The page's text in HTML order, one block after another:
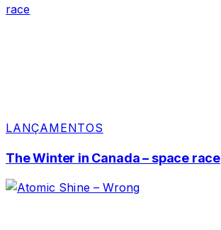
LANÇAMENTOS
The Winter in Canada – space race